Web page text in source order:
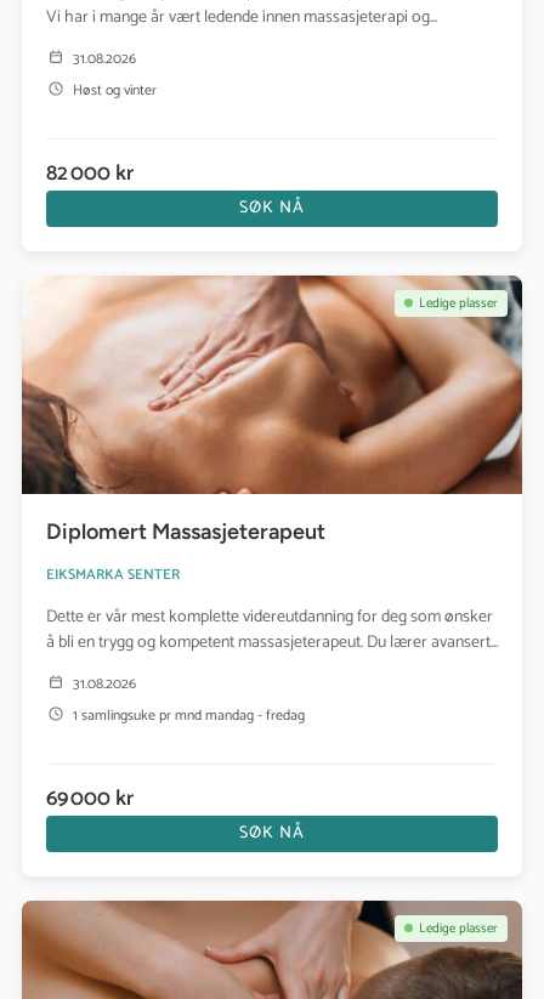
Vi har i mange år vært ledende innen massasjeterapi og...
31.08.2026
Høst og vinter
82 000 kr
SØK NÅ
Se kurs: Diplomert Massasjeterapeut Ledige plasser
Diplomert Massasjeterapeut
EIKSMARKA SENTER
Dette er vår mest komplette videreutdanning for deg som ønsker
å bli en trygg og kompetent massasjeterapeut. Du lærer avansert...
31.08.2026
1 samlingsuke pr mnd mandag - fredag
69 000 kr
SØK NÅ
Se kurs: Diplomert velværemassør Ledige plasser